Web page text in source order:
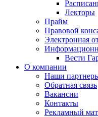
Лекторы
Прайм
Правовой
Электронная
Вести
О компании
Наши
Обратная связь
Вакансии
Контакты
Рекламный